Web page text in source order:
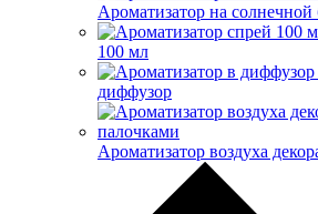
Ароматизатор на солнечной
100 мл
диффузор
Ароматизатор воздуха